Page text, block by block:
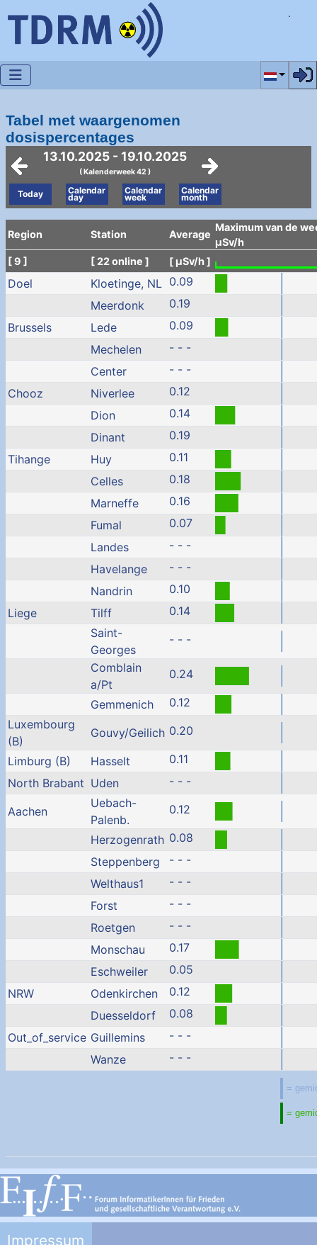
Selecteer
Tabel met waargenomen
dosispercentages
13.10.2025 - 19.10.2025
( Kalenderweek 42 )
Today Calendar
day
Calendar
week
Calendar
month
Region Station Average
Maximum van de
µSv/h
[ 9 ]
[ 22 online ] [ µSv/h ]
Doel Kloetinge, NL 0.09
Meerdonk
0.19
Brussels
Lede
0.09
Mechelen
- - -
Center
- - -
Chooz
Niverlee
0.12
Dion
0.14
Dinant
0.19
Tihange
Huy
0.11
Celles
0.18
Marneffe
0.16
Fumal
0.07
Landes
- - -
Havelange
- - -
Nandrin
0.10
Liege
Tilff
0.14
Saint-
Georges
- - -
Comblain
a/Pt
0.24
Gemmenich
0.12
Luxembourg
(B)
Gouvy/Geilich 0.20
Limburg (B) Hasselt
0.11
North Brabant Uden - - -
Aachen
Uebach-
Palenb.
0.12
Herzogenrath 0.08
Steppenberg
- - -
Welthaus1
- - -
Forst
- - -
Roetgen
- - -
Monschau
0.17
Eschweiler
0.05
NRW
Odenkirchen
0.12
Duesseldorf
0.08
Out_of_service Guillemins
- - -
Wanze
- - -
Impressum